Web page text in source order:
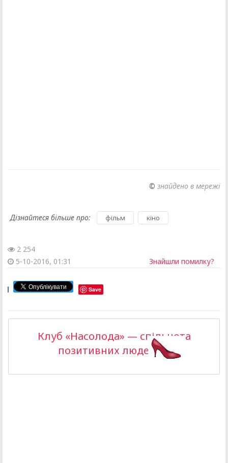
© знайдено в мережі
Дізнайтеся більше про: фільм кіно
2 254
5-10-2016, 01:31
Знайшли помилку?
Save
Клуб «Насолода» — спільнота
позитивних людей >>